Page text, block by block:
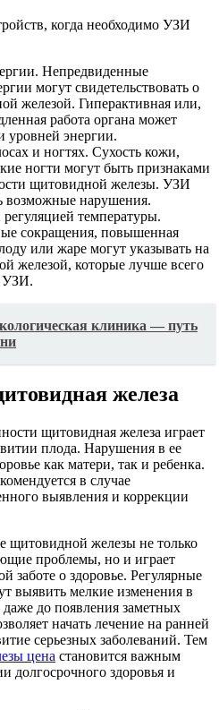
когда необходимо УЗИ
Непредвиденные
могут свидетельствовать о
железой. Гиперактивная или,
работа органа может
уровней энергии.
и ногтях. Сухость кожи,
ногти могут быть признаками
щитовидной железы. УЗИ
возможные нарушения.
температуры.
сокращения, повышенная
или жаре могут указывать на
железой, которые лучше всего
УЗИ.
клиника — путь
железа
щитовидная железа играет
плода. Нарушения в ее
как матери, так и ребенка.
в случае
выявления и коррекции
щитовидной железы не только
проблемы, но и играет
заботе о здоровье. Регулярные
выявить мелкие изменения в
до появления заметных
начать лечение на ранней
серьезных заболеваний. Тем
цена становится важным
долгосрочного здоровья и